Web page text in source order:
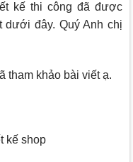
kế thi công đã được
đây. Quý Anh chị
tham khảo bài viết ạ.
kế shop